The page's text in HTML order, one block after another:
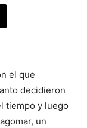
el que
decidieron
tiempo y luego
un